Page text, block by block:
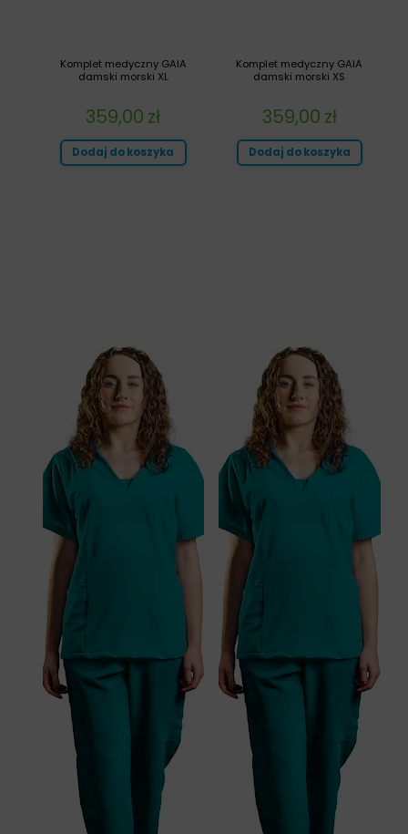
Komplet medyczny GAIA
damski morski XS
359,00 zł
Dodaj do koszyka
Komplet medyczny GAIA
damski morski XL
359,00 zł
Dodaj do koszyka